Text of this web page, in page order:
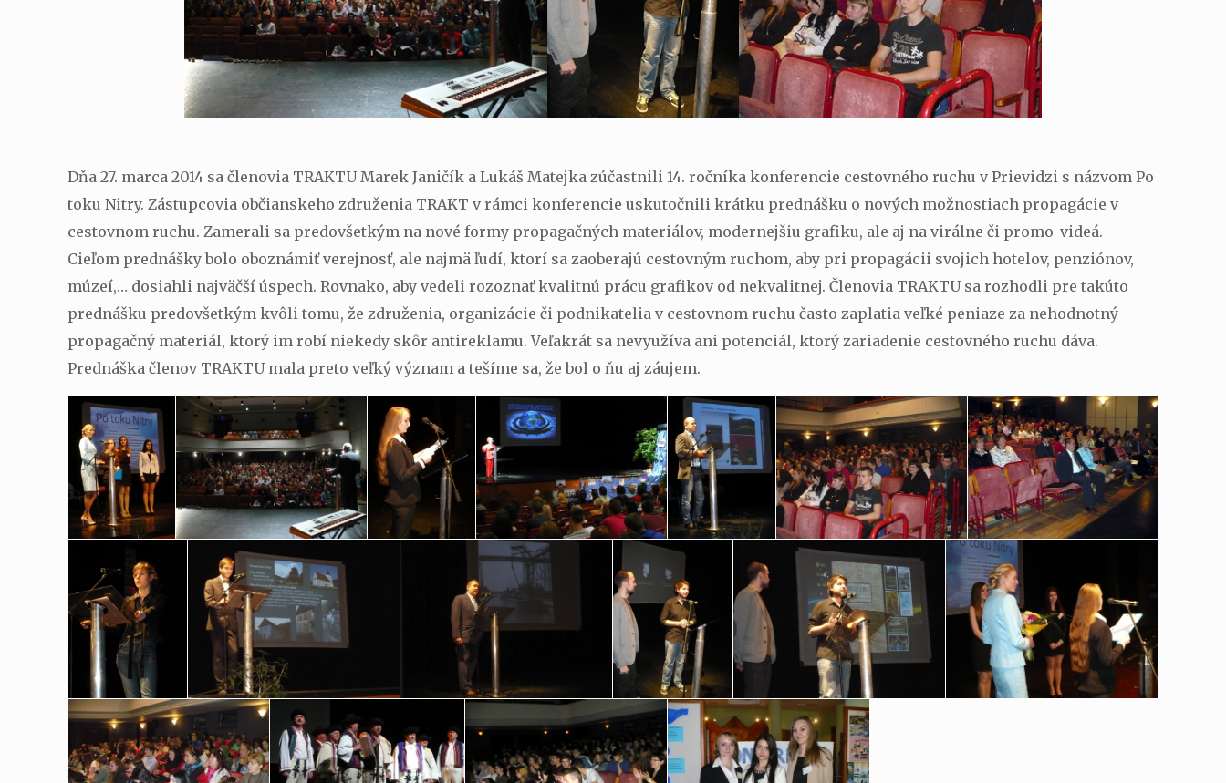
Dňa 27. marca 2014 sa členovia TRAKTU Marek Janičík a Lukáš Matejka zúčastnili 14. ročníka konferencie cestovného ruchu v Prievidzi s názvom Po
toku Nitry. Zástupcovia občianskeho združenia TRAKT v rámci konferencie uskutočnili krátku prednášku o nových možnostiach propagácie v
cestovnom ruchu. Zamerali sa predovšetkým na nové formy propagačných materiálov, modernejšiu grafiku, ale aj na virálne či promo-videá.
Cieľom prednášky bolo oboznámiť verejnosť, ale najmä ľudí, ktorí sa zaoberajú cestovným ruchom, aby pri propagácii svojich hotelov, penziónov,
múzeí,… dosiahli najväčší úspech. Rovnako, aby vedeli rozoznať kvalitnú prácu grafikov od nekvalitnej. Členovia TRAKTU sa rozhodli pre takúto
prednášku predovšetkým kvôli tomu, že združenia, organizácie či podnikatelia v cestovnom ruchu často zaplatia veľké peniaze za nehodnotný
propagačný materiál, ktorý im robí niekedy skôr antireklamu. Veľakrát sa nevyužíva ani potenciál, ktorý zariadenie cestovného ruchu dáva.
Prednáška členov TRAKTU mala preto veľký význam a tešíme sa, že bol o ňu aj záujem.